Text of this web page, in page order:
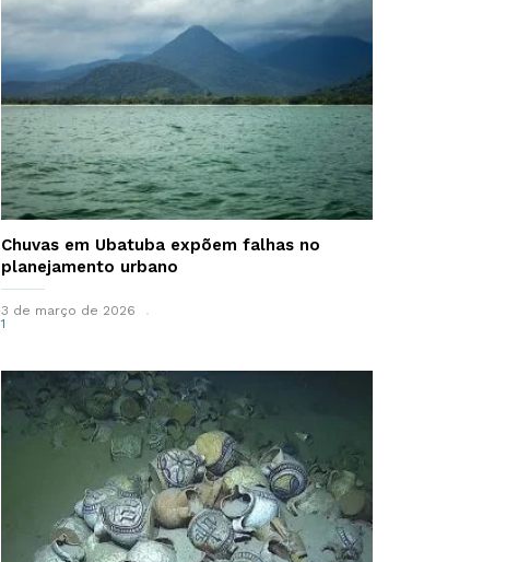
Chuvas em Ubatuba expõem falhas no
planejamento urbano
3 de março de 2026
1